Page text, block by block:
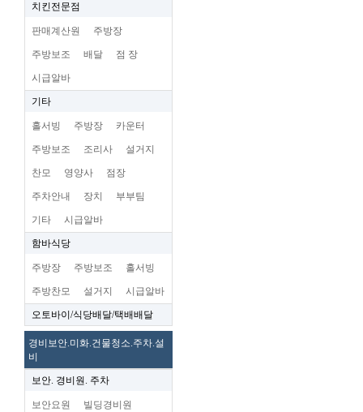
치킨전문점
판매계산원 주방장
주방보조 배달 점 장
시급알바
기타
홀서빙 주방장 카운터
주방보조 조리사 설거지
찬모 영양사 점장
주차안내 장치 부부팀
기타 시급알바
함바식당
주방장 주방보조 홀서빙
주방찬모 설거지 시급알바
오토바이/식당배달/택배배달
경비보안.미화.건물청소.주차.설
비
보안. 경비원. 주차
보안요원 빌딩경비원